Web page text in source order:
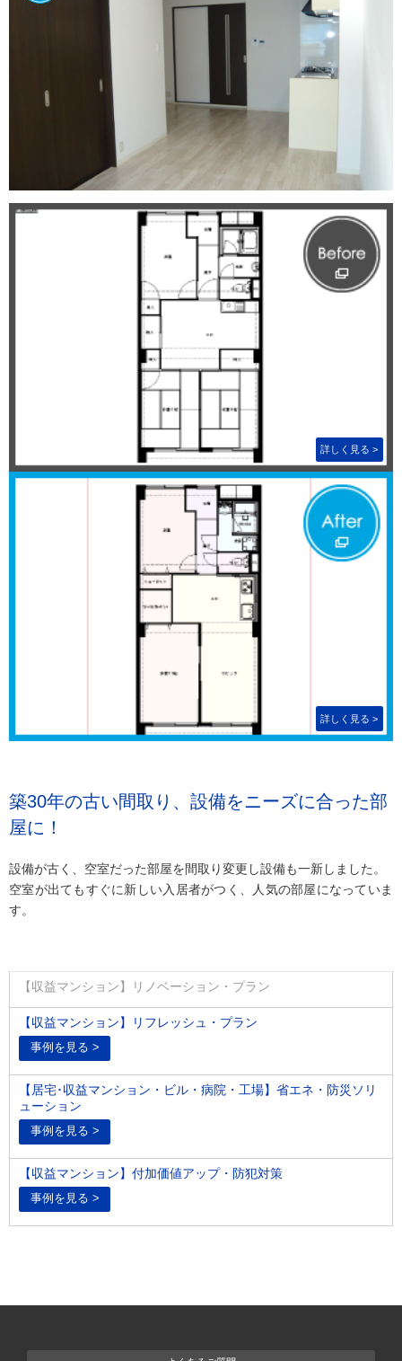
築30年の古い間取り、設備をニーズに合った部
屋に！
設備が古く、空室だった部屋を間取り変更し設備も一新しました。
空室が出てもすぐに新しい入居者がつく、人気の部屋になっていま
す。
【収益マンション】リノベーション・プラン
【収益マンション】リフレッシュ・プラン
【居宅･収益マンション・ビル・病院・工場】省エネ・防災ソリ
ューション
【収益マンション】付加価値アップ・防犯対策